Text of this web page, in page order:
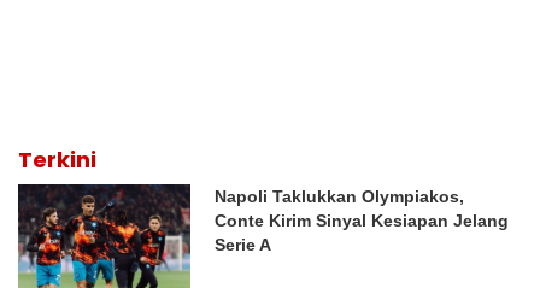
Terkini
Napoli Taklukkan Olympiakos,
Conte Kirim Sinyal Kesiapan Jelang
Serie A